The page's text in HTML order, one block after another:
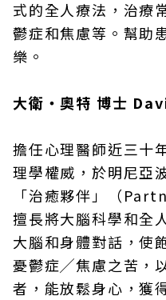
式的全人療法，治療
鬱症和焦慮等。幫助
樂。
大衛‧奧特 博士
擔任心理醫師近三十
理學權威，於明尼亞
「治癒夥伴」（
擅長將大腦科學和全
大腦和身體對話，使
憂鬱症╱焦慮之苦，
者，能放鬆身心，獲